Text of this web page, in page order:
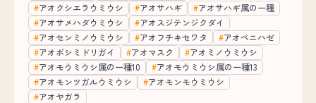
アオクシエラウミウシ
アオサハギ
アオサハギ属の一種
アオサメハダウミウシ
アオスジテンジクダイ
アオセンミノウミウシ
アオフチキセワタ
アオベニハゼ
アオボシミドリガイ
アオマスク
アオミノウミウシ
アオモウミウシ属の一種10
アオモウミウシ属の一種13
アオモンツガルウミウシ
アオモンモウミウシ
アオヤガラ